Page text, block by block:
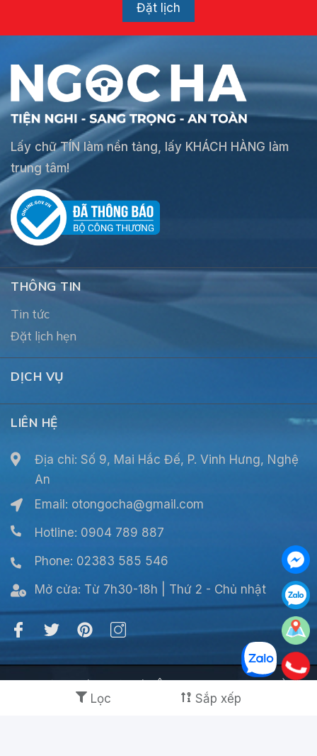
Lọc Sắp xếp
Đặt lịch
Lấy chữ TÍN làm nền tảng, lấy KHÁCH HÀNG làm
trung tâm!
THÔNG TIN
Tin tức
Đặt lịch hẹn
DỊCH VỤ
LIÊN HỆ
Địa chỉ: Số 9, Mai Hắc Đế, P. Vinh Hưng, Nghệ
An
Email: otongocha@gmail.com
Hotline: 0904 789 887
Phone: 02383 585 546
Mở cửa: Từ 7h30-18h | Thứ 2 - Chủ nhật
© Bản quyền thuộc về CÔNG TY TNHH NGỌC HÀ
Cung cấp bởi
Sapo